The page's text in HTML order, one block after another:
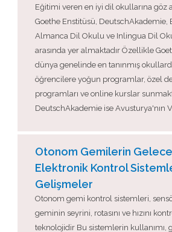
Eğitimi veren en iyi dil okullarına göz
Goethe Enstitüsü, DeutschAkademie,
Almanca Dil Okulu ve Inlingua Dil
arasında yer almaktadır Özellikle
dünya genelinde en tanınmış
öğrencilere yoğun programlar, özel
programları ve online kurslar
DeutschAkademie ise Avusturya'nın
Otonom Gemilerin
Elektronik Kontrol
Gelişmeler
Otonom gemi kontrol sistemleri,
geminin seyrini, rotasını ve hızını
teknolojidir Bu sistemlerin kullanımı,